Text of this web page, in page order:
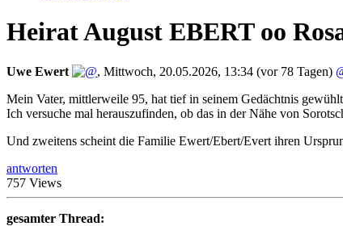
Heirat August EBERT oo
Uwe Ewert , Mittwoch, 20.05.2026, 13:34 (vor 78 Tagen)
Mein Vater, mittlerweile 95, hat tief in seinem Gedächtnis
Ich versuche mal herauszufinden, ob das in der Nähe von
Und zweitens scheint die Familie Ewert/Ebert/Evert ihren
antworten
757 Views
gesamter Thread: